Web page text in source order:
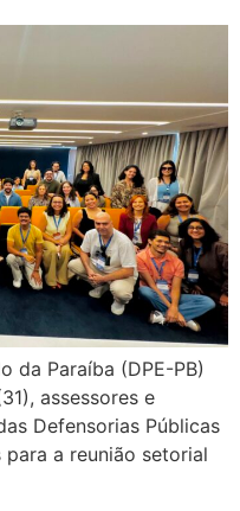
da Paraíba (DPE-PB)
assessores e
Defensorias Públicas
a reunião setorial